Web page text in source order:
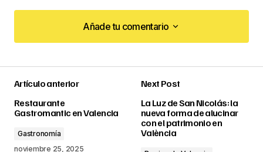
Añade tu comentario
Añade tu comentario
Artículo anterior
Restaurante
Gastromantic en Valencia
Gastronomía
noviembre 25, 2025
Next Post
La Luz de San Nicolás: la
nueva forma de alucinar
con el patrimonio en
València